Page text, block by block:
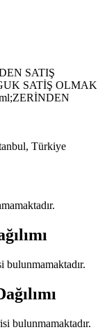
SATIŞ
SATİŞ OLMAK
Türkiye
bulunmamaktadır.
bulunmamaktadır.